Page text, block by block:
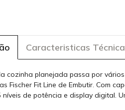
Caracteristicas
cozinha planejada passa por
Fischer Fit Line de Embutir. Com
níveis de potência e display digital.